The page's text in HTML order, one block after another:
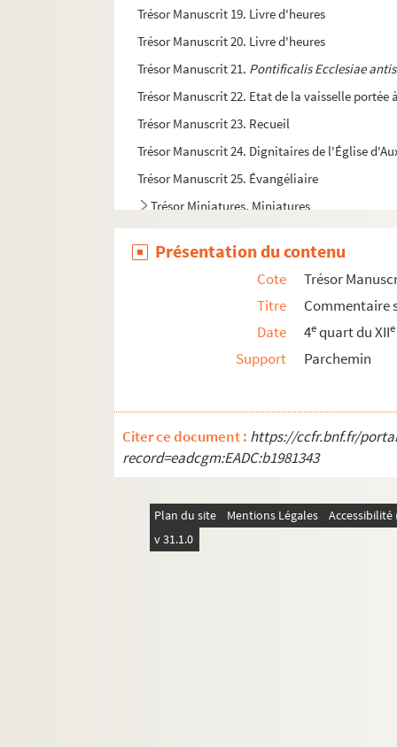
Trésor Manuscrit 19. Livre d'heures
Trésor Manuscrit 20. Livre d'heures
Trésor Manuscrit 21. Pontificalis Ecclesiae
Trésor Manuscrit 22. Etat de la vaisselle portée
Trésor Manuscrit 23. Recueil
Trésor Manuscrit 24. Dignitaires de l'Église
Trésor Manuscrit 25. Évangéliaire
Trésor Miniatures. Miniatures
Présentation du contenu
Cote
Trésor
Titre
Commentaire
Date
4equart du XIIe
Support
Parchemin
Citer ce document : https://ccfr.bnf.fr/
record=eadcgm:EADC:b1981343
Plan du site Mentions Légales
v 31.1.0